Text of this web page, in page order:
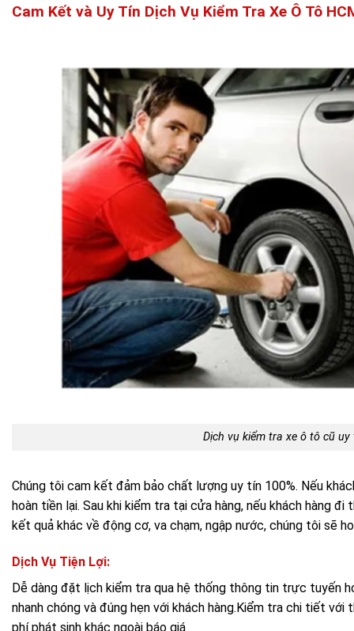
Cam Kết và Uy Tín Dịch Vụ Kiểm Tra Xe Ô Tô
Dịch vụ kiểm tra xe ô tô cũ uy
Chúng tôi cam kết đảm bảo chất lượng uy tín 100%. Nếu
hoàn tiền lại. Sau khi kiểm tra tại cửa hàng, nếu khách hàng
kết quả khác về động cơ, va chạm, ngập nước, chúng tôi sẽ
Dịch Vụ Tiện Lợi:
Dễ dàng đặt lịch kiểm tra qua hệ thống thông tin trực tuyến
nhanh chóng và đúng hẹn với khách hàng.Kiểm tra chi tiết
phí phát sinh khác ngoài báo giá.